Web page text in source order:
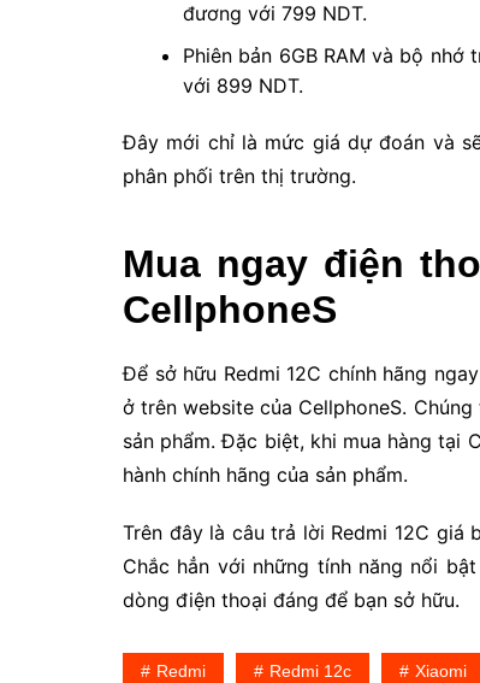
đương với 799 NDT.
Phiên bản 6GB RAM và bộ
với 899 NDT.
Đây mới chỉ là mức giá dự đoán và
phân phối trên thị trường.
Mua ngay điện
CellphoneS
Để sở hữu Redmi 12C chính hãng
ở trên website của CellphoneS.
sản phẩm. Đặc biệt, khi mua hàng tại
hành chính hãng của sản phẩm.
Trên đây là câu trả lời Redmi 12C giá
Chắc hẳn với những tính năng nổi
dòng điện thoại đáng để bạn sở hữu.
Redmi Redmi 12c Xiaomi